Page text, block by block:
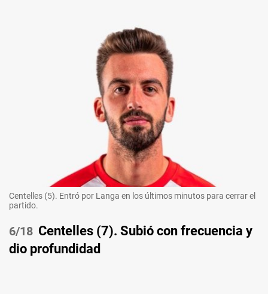
Centelles (5). Entró por Langa en los últimos minutos para cerrar el
partido.
/18 Centelles (7). Subió con frecuencia y
dio profundidad